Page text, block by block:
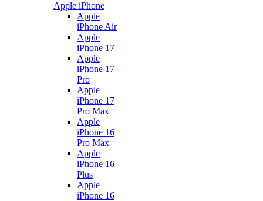
Apple iPhone
Apple
iPhone Air
Apple
iPhone 17
Apple
iPhone 17
Pro
Apple
iPhone 17
Pro Max
Apple
iPhone 16
Pro Max
Apple
iPhone 16
Plus
Apple
iPhone 16